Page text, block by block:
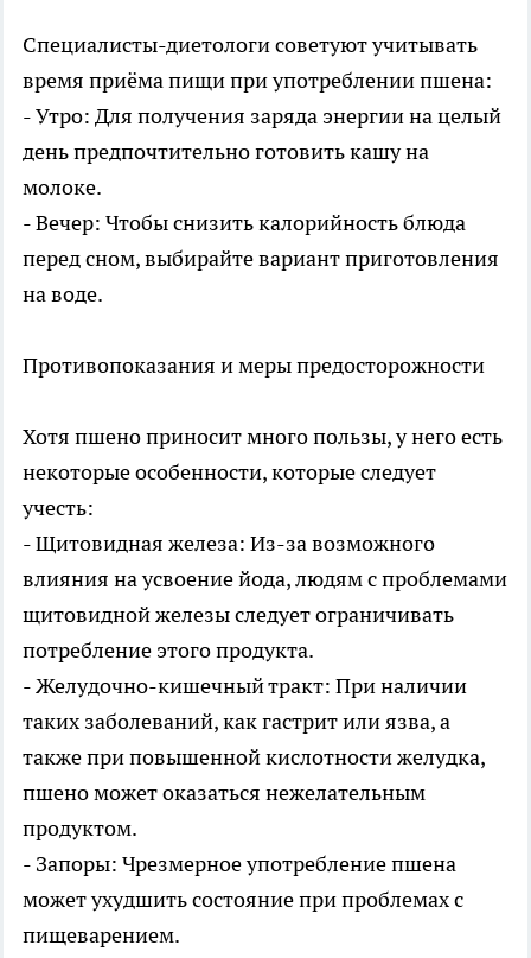
Специалисты-диетологи советуют учитывать
время приёма пищи при употреблении пшена:
- Утро: Для получения заряда энергии на целый
день предпочтительно готовить кашу на
молоке.
- Вечер: Чтобы снизить калорийность блюда
перед сном, выбирайте вариант приготовления
на воде.
Противопоказания и меры предосторожности
Хотя пшено приносит много пользы, у него есть
некоторые особенности, которые следует
учесть:
- Щитовидная железа: Из-за возможного
влияния на усвоение йода, людям с проблемами
щитовидной железы следует ограничивать
потребление этого продукта.
- Желудочно-кишечный тракт: При наличии
таких заболеваний, как гастрит или язва, а
также при повышенной кислотности желудка,
пшено может оказаться нежелательным
продуктом.
- Запоры: Чрезмерное употребление пшена
может ухудшить состояние при проблемах с
пищеварением.